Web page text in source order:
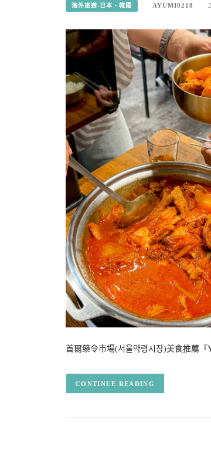
海外旅遊-日本、韓國 AYUMI0218
首爾藥令市場(서울약령시장)美食推薦
CONTINUE READING